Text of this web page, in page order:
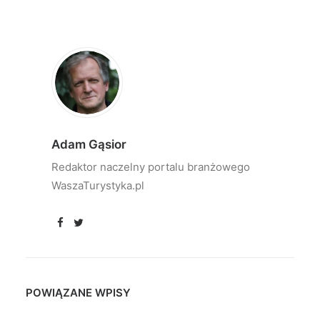
Adam Gąsior
Redaktor naczelny portalu branżowego
WaszaTurystyka.pl
POWIĄZANE WPISY